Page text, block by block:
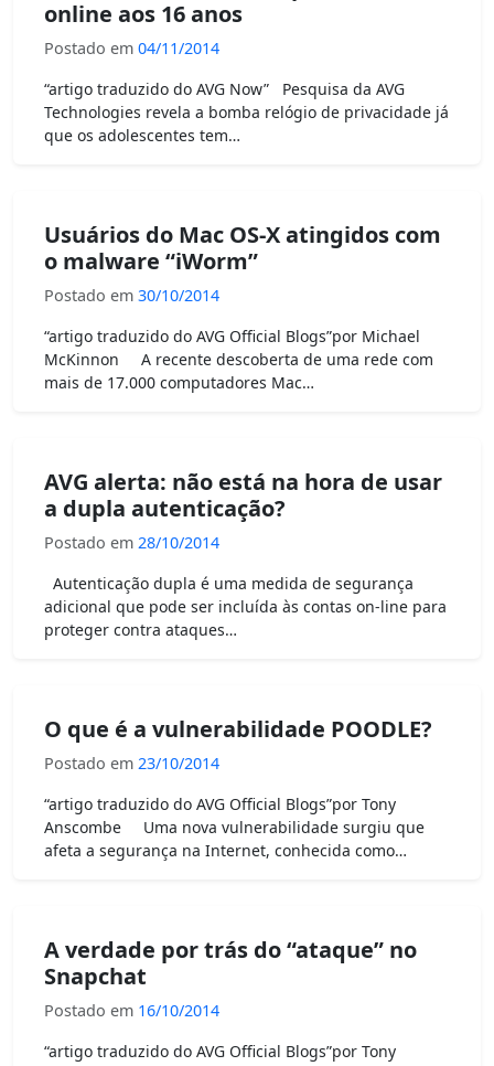
online aos 16 anos
Postado em 04/11/2014
“artigo traduzido do AVG Now” Pesquisa da AVG
Technologies revela a bomba relógio de privacidade já
que os adolescentes tem…
Usuários do Mac OS-X atingidos com
o malware “iWorm”
Postado em 30/10/2014
“artigo traduzido do AVG Official Blogs”por Michael
McKinnon A recente descoberta de uma rede com
mais de 17.000 computadores Mac…
AVG alerta: não está na hora de usar
a dupla autenticação?
Postado em 28/10/2014
Autenticação dupla é uma medida de segurança
adicional que pode ser incluída às contas on-line para
proteger contra ataques…
O que é a vulnerabilidade POODLE?
Postado em 23/10/2014
“artigo traduzido do AVG Official Blogs”por Tony
Anscombe Uma nova vulnerabilidade surgiu que
afeta a segurança na Internet, conhecida como…
A verdade por trás do “ataque” no
Snapchat
Postado em 16/10/2014
“artigo traduzido do AVG Official Blogs”por Tony